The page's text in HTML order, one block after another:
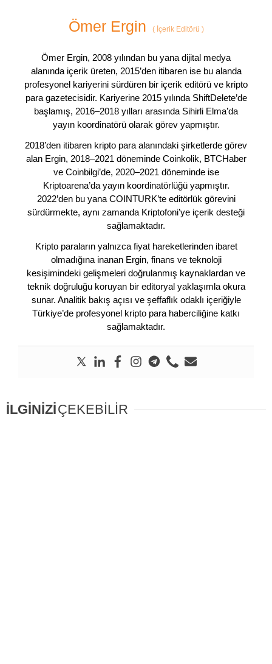
Ömer Ergin (İçerik Editörü )
Ömer Ergin, 2008 yılından bu yana dijital medya
alanında içerik üreten, 2015’den itibaren ise bu alanda
profesyonel kariyerini sürdüren bir içerik editörü ve kripto
para gazetecisidir. Kariyerine 2015 yılında ShiftDelete’de
başlamış, 2016–2018 yılları arasında Sihirli Elma’da
yayın koordinatörü olarak görev yapmıştır.
2018’den itibaren kripto para alanındaki şirketlerde görev
alan Ergin, 2018–2021 döneminde Coinkolik, BTCHaber
ve Coinbilgi’de, 2020–2021 döneminde ise
Kriptoarena’da yayın koordinatörlüğü yapmıştır.
2022’den bu yana COINTURK’te editörlük görevini
sürdürmekte, aynı zamanda Kriptofoni’ye içerik desteği
sağlamaktadır.
Kripto paraların yalnızca fiyat hareketlerinden ibaret
olmadığına inanan Ergin, finans ve teknoloji
kesişimindeki gelişmeleri doğrulanmış kaynaklardan ve
teknik doğruluğu koruyan bir editoryal yaklaşımla okura
sunar. Analitik bakış açısı ve şeffaflık odaklı içeriğiyle
Türkiye’de profesyonel kripto para haberciliğine katkı
sağlamaktadır.
İLGİNİZİÇEKEBİLİR